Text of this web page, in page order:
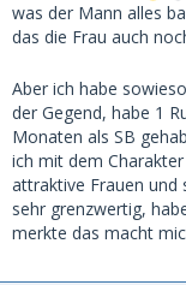
was der Mann alles
das die Frau auch
Aber ich habe
der Gegend, habe 1
Monaten als SB
ich mit dem
attraktive Frauen und
sehr grenzwertig,
merkte das macht